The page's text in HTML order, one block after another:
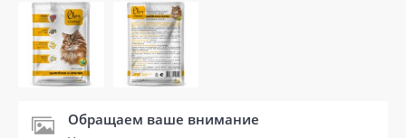
Обращаем ваше внимание